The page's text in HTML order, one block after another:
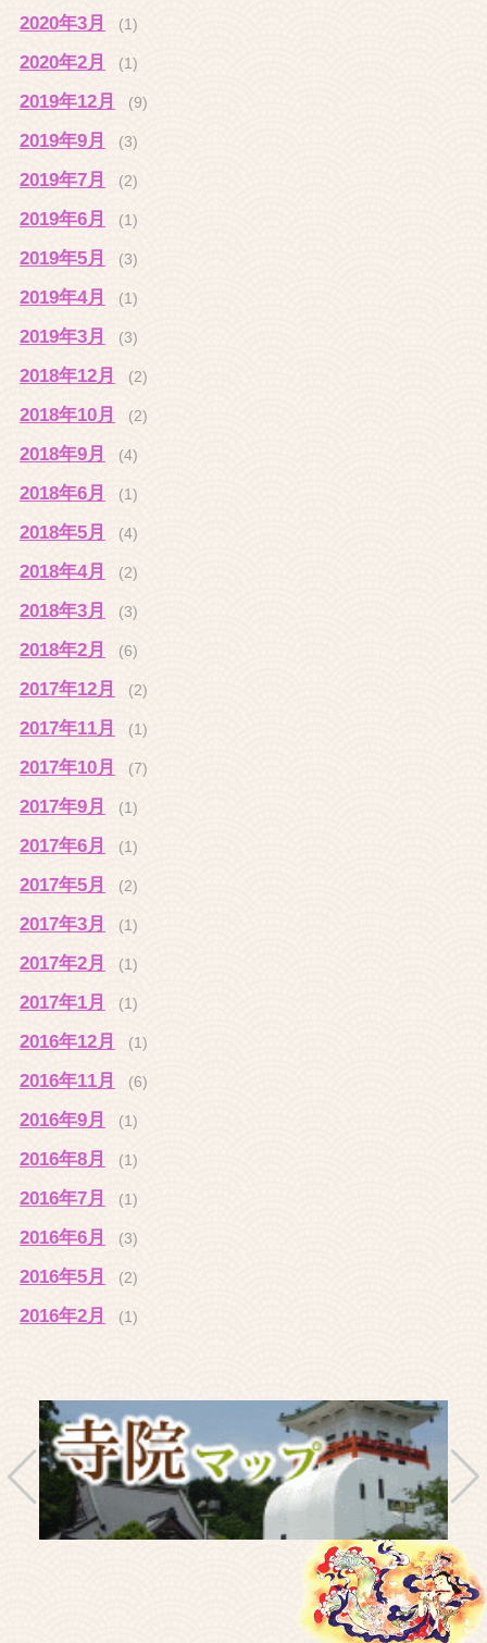
2020年3月 (1)
2020年2月 (1)
2019年12月 (9)
2019年9月 (3)
2019年7月 (2)
2019年6月 (1)
2019年5月 (3)
2019年4月 (1)
2019年3月 (3)
2018年12月 (2)
2018年10月 (2)
2018年9月 (4)
2018年6月 (1)
2018年5月 (4)
2018年4月 (2)
2018年3月 (3)
2018年2月 (6)
2017年12月 (2)
2017年11月 (1)
2017年10月 (7)
2017年9月 (1)
2017年6月 (1)
2017年5月 (2)
2017年3月 (1)
2017年2月 (1)
2017年1月 (1)
2016年12月 (1)
2016年11月 (6)
2016年9月 (1)
2016年8月 (1)
2016年7月 (1)
2016年6月 (3)
2016年5月 (2)
2016年2月 (1)